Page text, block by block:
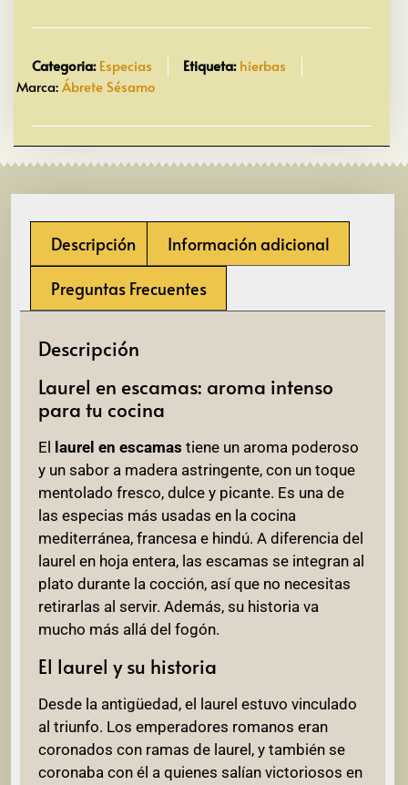
Categoria: Especias Etiqueta: hierbas
Marca:Ábrete Sésamo
Descripción
Información adicional
Preguntas Frecuentes
Descripción
Laurel en escamas: aroma intenso
para tu cocina
El laurel en escamas tiene un aroma poderoso
y un sabor a madera astringente, con un toque
mentolado fresco, dulce y picante. Es una de
las especias más usadas en la cocina
mediterránea, francesa e hindú. A diferencia del
laurel en hoja entera, las escamas se integran al
plato durante la cocción, así que no necesitas
retirarlas al servir. Además, su historia va
mucho más allá del fogón.
El laurel y su historia
Desde la antigüedad, el laurel estuvo vinculado
al triunfo. Los emperadores romanos eran
coronados con ramas de laurel, y también se
coronaba con él a quienes salían victoriosos en